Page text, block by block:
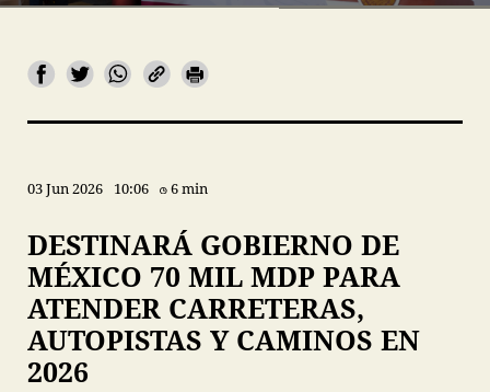
03 Jun 2026 10:06 6 min
DESTINARÁ GOBIERNO DE
MÉXICO 70 MIL MDP PARA
ATENDER CARRETERAS,
AUTOPISTAS Y CAMINOS EN
2026